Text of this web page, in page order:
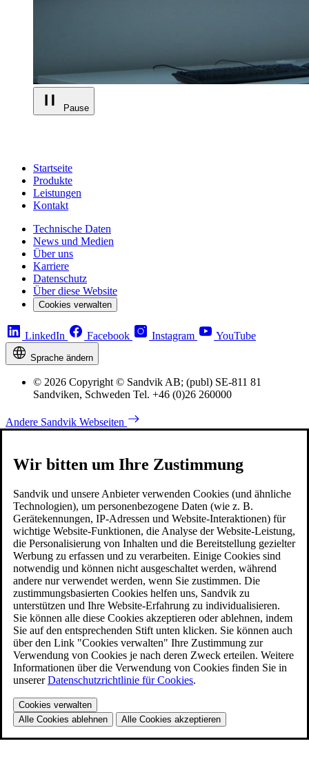
Pause
Startseite
Produkte
Leistungen
Kontakt
Technische Daten
News und Medien
Über uns
Karriere
Datenschutz
Über diese Website
Cookies verwalten
LinkedIn Facebook Instagram YouTube
Sprache ändern
© 2026 Copyright © Sandvik AB; (publ) SE-811 81
Sandviken, Schweden Tel. +46 (0)26 260000
Andere Sandvik Webseiten
Wir bitten um Ihre Zustimmung
Sandvik und unsere Anbieter verwenden Cookies (und ähnliche
Technologien), um personenbezogene Daten (wie z. B.
Gerätekennungen, IP-Adressen und Website-Interaktionen) für
wichtige Website-Funktionen, die Analyse der Website-Leistung,
die Personalisierung von Inhalten und die Bereitstellung gezielter
Werbung zu erfassen und zu verarbeiten. Einige Cookies sind
notwendig und können nicht ausgeschaltet werden, während
andere nur verwendet werden, wenn Sie zustimmen. Die
zustimmungsbasierten Cookies helfen uns, Sandvik zu
unterstützen und Ihre Website-Erfahrung zu individualisieren.
Sie können alle diese Cookies akzeptieren oder ablehnen, indem
Sie auf den entsprechenden Stift unten klicken. Sie können auch
über den Link "Cookies verwalten" Ihre Zustimmung zur
Verwendung von Cookies je nach deren Zweck erteilen. Weitere
Informationen über die Verwendung von Cookies finden Sie in
unsererDatenschutzrichtlinie für Cookies.
Cookies verwalten
Alle Cookies ablehnen
Alle Cookies akzeptieren